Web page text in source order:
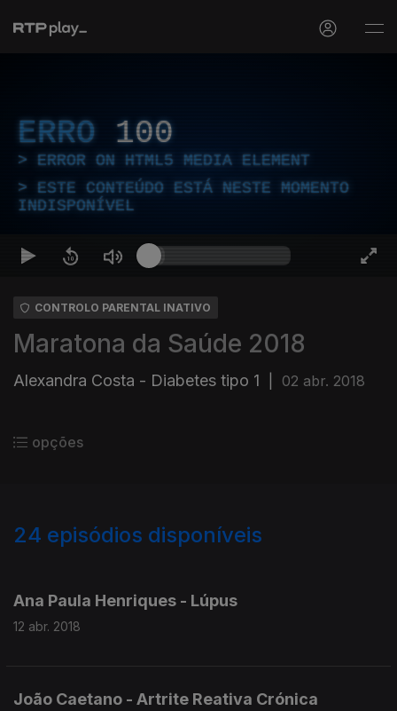
ERRO 100
ERROR ON HTML5 MEDIA ELEMENT
ESTE CONTEÚDO ESTÁ NESTE MOMENTO
INDISPONÍVEL
CONTROLO PARENTAL INATIVO
Maratona da Saúde 2018
Alexandra Costa - Diabetes tipo 1 02 abr. 2018
opções
24 episódios disponíveis
Ana Paula Henriques - Lúpus
12 abr. 2018
João Caetano - Artrite Reativa Crónica